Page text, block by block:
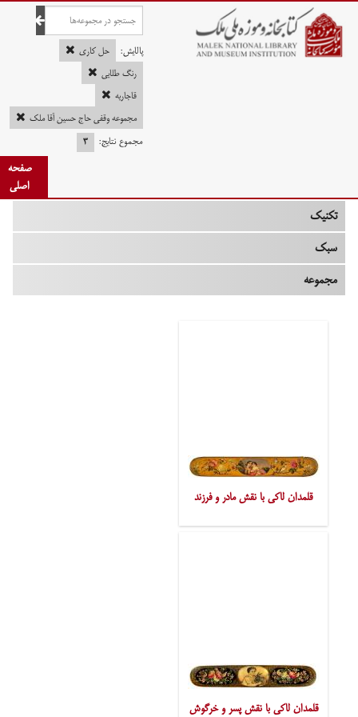
صفحه اصلی
پالایش:
حل کاری
رنگ طلایی
قاجاریه
مجموعه وقفی حاج حسین آقا ملک
مجموع نتایج:
۳
صفحه
اصلی
تکنیک
سبک
مجموعه
قلمدان لاکی با نقش مادر و فرزند
قلمدان لاکی با نقش پسر و خرگوش